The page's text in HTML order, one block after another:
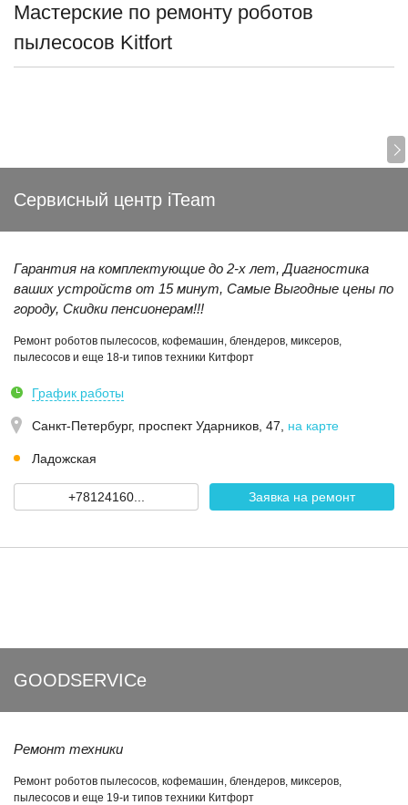
Мастерские по ремонту роботов
пылесосов Kitfort
Сервисный центр iTeam
Гарантия на комплектующие до 2-x лет, Диагностика
ваших устройств от 15 минут, Самые Выгодные цены по
городу, Скидки пенсионерам!!!
Ремонт роботов пылесосов, кофемашин, блендеров, миксеров,
пылесосов и еще 18-и типов техники Китфорт
График работы
Санкт-Петербург, проспект Ударников, 47 на карте
Ладожская
+78124160... Заявка на ремонт
GOODSERVICe
Ремонт техники
Ремонт роботов пылесосов, кофемашин, блендеров, миксеров,
пылесосов и еще 19-и типов техники Китфорт